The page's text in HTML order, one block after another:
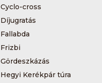
Cyclo-cross
Díjugratás
Fallabda
Frizbi
Gördeszkázás
Hegyi Kerékpár túra